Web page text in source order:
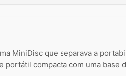
MiniDisc que separava a
portátil compacta com uma base